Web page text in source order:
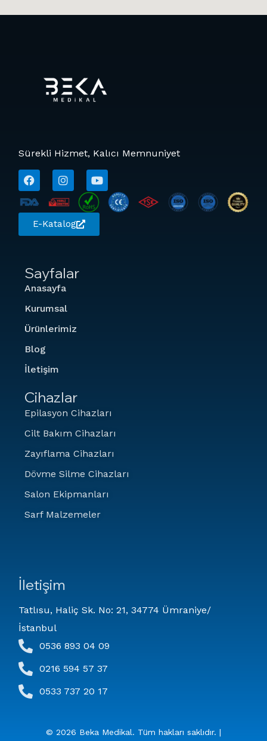
Sürekli Hizmet, Kalıcı Memnuniyet
E-Katalog
Sayfalar
Anasayfa
Kurumsal
Ürünlerimiz
Blog
İletişim
Cihazlar
Epilasyon Cihazları
Cilt Bakım Cihazları
Zayıflama Cihazları
Dövme Silme Cihazları
Salon Ekipmanları
Sarf Malzemeler
İletişim
Tatlısu, Haliç Sk. No: 21, 34774 Ümraniye/
İstanbul
0536 893 04 09
0216 594 57 37
0533 737 20 17
© 2026 Beka Medikal. Tüm hakları saklıdır. |